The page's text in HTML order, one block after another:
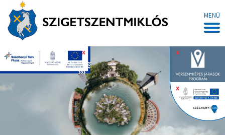
MENÜ
x
x
x